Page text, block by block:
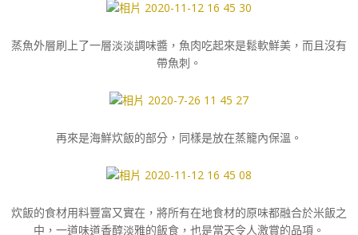
蒸魚外層刷上了一層淡淡調味醬，魚肉吃起來是鬆軟鮮美，而且沒有
帶魚刺。
再來是海鮮炊飯的部分，同樣是放在蒸籠內保溫。
炊飯的食材用料豐富又實在，將所有在地食材的原味都融合於米飯之
中，一道味道香醇淡雅的飯食，也是當天令人激賞的品項。